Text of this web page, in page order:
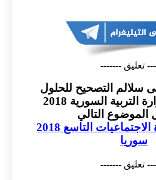
تعليق -------
سلالم التصحيح للحلول
السورية 2018
الموضوع التالي
سلم تصحيح مادة الاجتماعيات التاسع 2018
سوريا
تعليق -------